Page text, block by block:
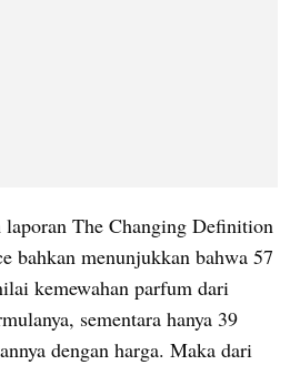
The Changing Definition
bahkan menunjukkan bahwa 57
kemewahan parfum dari
sementara hanya 39
dengan harga. Maka dari